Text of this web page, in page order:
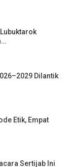
Dilantik
Etik, Empat
Sertijab Ini